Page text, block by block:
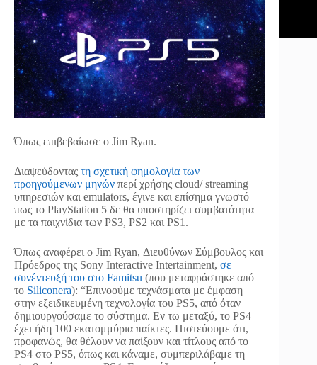
Όπως επιβεβαίωσε ο Jim Ryan.
Διαψεύδοντας τη σχετική φημολογία των
προηγούμενων μηνών περί χρήσης cloud/ streaming
υπηρεσιών και emulators, έγινε και επίσημα γνωστό
πως το PlayStation 5 δε θα υποστηρίζει συμβατότητα
με τα παιχνίδια των PS3, PS2 και PS1.
Όπως αναφέρει ο Jim Ryan, Διευθύνων Σύμβουλος και
Πρόεδρος της Sony Interactive Intertainment, σε
συνέντευξή του στο Famitsu (που μεταφράστηκε από
το Siliconera): “Επινοούμε τεχνάσματα με έμφαση
στην εξειδικευμένη τεχνολογία του PS5, από όταν
δημιουργούσαμε το σύστημα. Εν τω μεταξύ, το PS4
έχει ήδη 100 εκατομμύρια παίκτες. Πιστεύουμε ότι,
προφανώς, θα θέλουν να παίξουν και τίτλους από το
PS4 στο PS5, όπως και κάναμε, συμπεριλάβαμε τη